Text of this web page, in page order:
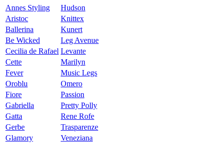
Annes Styling
Hudson
Aristoc
Knittex
Ballerina
Kunert
Be Wicked
Leg Avenue
Cecilia de Rafael Levante
Cette
Marilyn
Fever
Music Legs
Oroblu
Omero
Fiore
Passion
Gabriella
Pretty Polly
Gatta
Rene Rofe
Gerbe
Trasparenze
Glamory
Veneziana